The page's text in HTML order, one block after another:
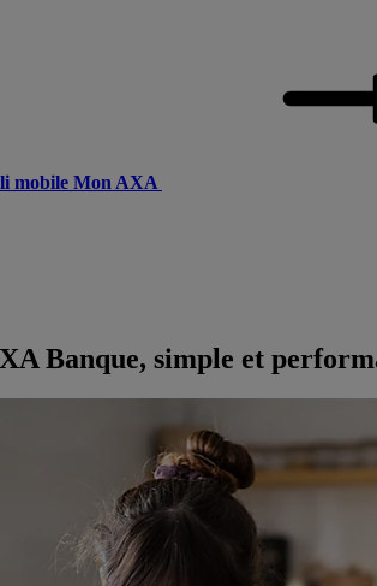
mobile Mon AXA
Banque, simple et